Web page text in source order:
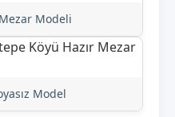
Modeli
Model